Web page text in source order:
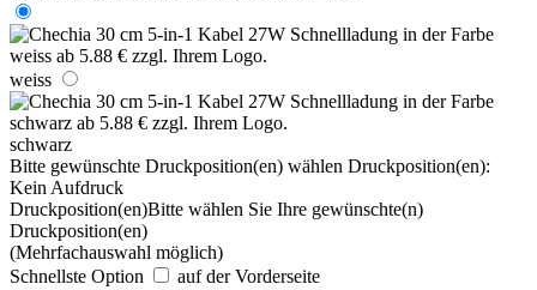
weiss
schwarz
Bitte gewünschte Druckposition(en) wählen Druckposition(en):
Kein Aufdruck
Druckposition(en)Bitte wählen Sie Ihre gewünschte(n)
Druckposition(en)
(Mehrfachauswahl möglich)
Schnellste Option
auf der Vorderseite